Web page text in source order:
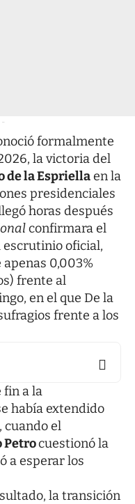
formalmente
la victoria del
de la Espriellaen la
presidenciales
horas después
confirmara el
oficial,
0,003%
frente al
en el que De la
frente a los
fin a la
había extendido
cuando el
Petrocuestionó la
a esperar los
la transición